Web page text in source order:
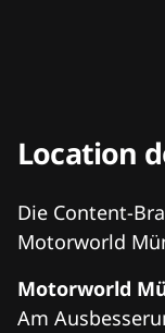
Location
Die Content-
Motorworld
Motorworld
Am